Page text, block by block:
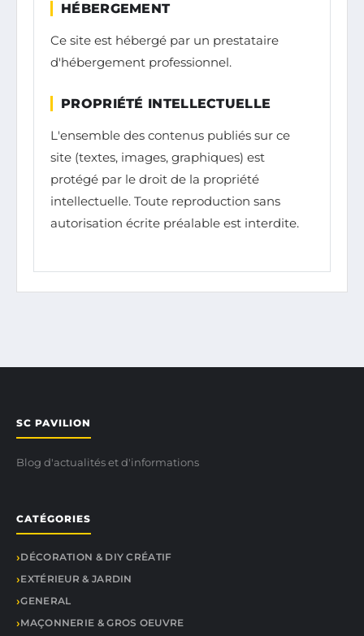
HÉBERGEMENT
Ce site est hébergé par un prestataire
d'hébergement professionnel.
PROPRIÉTÉ INTELLECTUELLE
L'ensemble des contenus publiés sur ce
site (textes, images, graphiques) est
protégé par le droit de la propriété
intellectuelle. Toute reproduction sans
autorisation écrite préalable est interdite.
SC PAVILION
Blog d'actualités et d'informations
CATÉGORIES
DÉCORATION & DIY CRÉATIF
EXTÉRIEUR & JARDIN
GENERAL
MAÇONNERIE & GROS OEUVRE